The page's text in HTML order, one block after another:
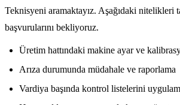
Teknisyeni aramaktayız. Aşağıdaki nitelikleri
başvurularını bekliyoruz.
Üretim hattındaki makine ayar ve
Arıza durumunda müdahale ve raporlama
Vardiya başında kontrol listelerini